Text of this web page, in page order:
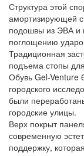
Структура этой
амортизирующей
подошвы из ЭВА и
поглощению
Традиционная
подъема стопы
Обувь Gel-
городского
были
городские улицы.
Верх покрыт
современную
поддержку,